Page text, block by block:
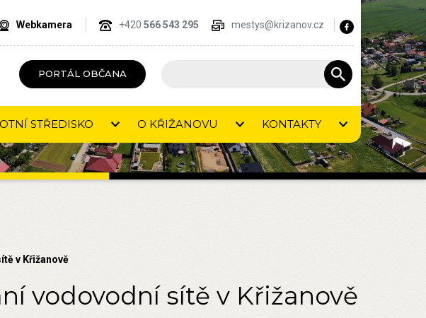
Webkamera +420 566 543 295 mestys@krizanov.cz
PORTÁL OBČANA
STŘEDISKO O KŘIŽANOVU KONTAKTY
v Křižanově
vodovodní sítě v Křižanově